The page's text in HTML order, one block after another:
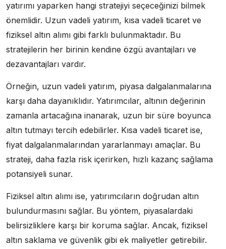
yatırımı yaparken hangi stratejiyi seçeceğinizi bilmek
önemlidir. Uzun vadeli yatırım, kısa vadeli ticaret ve
fiziksel altın alımı gibi farklı bulunmaktadır. Bu
stratejilerin her birinin kendine özgü avantajları ve
dezavantajları vardır.
Örneğin, uzun vadeli yatırım, piyasa dalgalanmalarına
karşı daha dayanıklıdır. Yatırımcılar, altının değerinin
zamanla artacağına inanarak, uzun bir süre boyunca
altın tutmayı tercih edebilirler. Kısa vadeli ticaret ise,
fiyat dalgalanmalarından yararlanmayı amaçlar. Bu
strateji, daha fazla risk içerirken, hızlı kazanç sağlama
potansiyeli sunar.
Fiziksel altın alımı ise, yatırımcıların doğrudan altın
bulundurmasını sağlar. Bu yöntem, piyasalardaki
belirsizliklere karşı bir koruma sağlar. Ancak, fiziksel
altın saklama ve güvenlik gibi ek maliyetler getirebilir.